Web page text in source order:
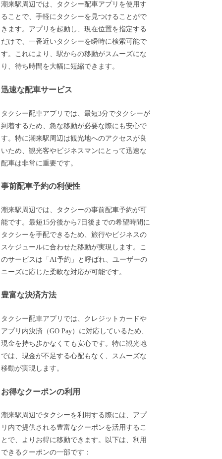
潮来駅周辺では、タクシー配車アプリを使用す
ることで、手軽にタクシーを見つけることがで
きます。アプリを起動し、現在位置を指定する
だけで、一番近いタクシーを瞬時に検索可能で
す。これにより、駅からの移動がスムーズにな
り、待ち時間を大幅に短縮できます。
迅速な配車サービス
タクシー配車アプリでは、最短3分でタクシーが
到着するため、急な移動が必要な際にも安心で
す。特に潮来駅周辺は観光地へのアクセスが良
いため、観光客やビジネスマンにとって迅速な
配車は非常に重要です。
事前配車予約の利便性
潮来駅周辺では、タクシーの事前配車予約が可
能です。最短15分後から7日後までの希望時間に
タクシーを手配できるため、旅行やビジネスの
スケジュールに合わせた移動が実現します。こ
のサービスは「AI予約」と呼ばれ、ユーザーの
ニーズに応じた柔軟な対応が可能です。
豊富な決済方法
タクシー配車アプリでは、クレジットカードや
アプリ内決済（GO Pay）に対応しているため、
現金を持ち歩かなくても安心です。特に観光地
では、現金が不足する心配もなく、スムーズな
移動が実現します。
お得なクーポンの利用
潮来駅周辺でタクシーを利用する際には、アプ
リ内で提供される豊富なクーポンを活用するこ
とで、よりお得に移動できます。以下は、利用
できるクーポンの一部です：